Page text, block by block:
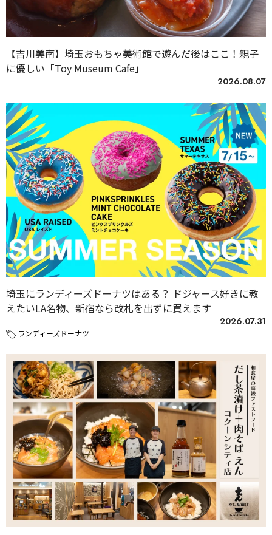
【吉川美南】埼玉おもちゃ美術館で遊んだ後はここ！親子
に優しい「Toy Museum Cafe」
2026.08.07
埼玉にランディーズドーナツはある？ ドジャース好きに教
えたいLA名物、新宿なら改札を出ずに買えます
2026.07.31
ランディーズドーナツ